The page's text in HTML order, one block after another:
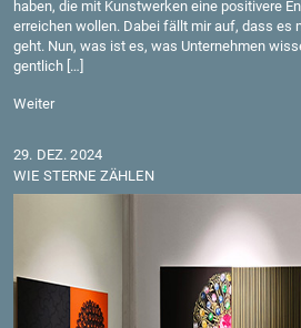
haben, die mit Kunst­wer­ken eine po­si­ti­ve­re
er­rei­chen wol­len. Dabei fällt mir auf, dass es
geht. Nun, was ist es, was Un­ter­neh­men
gent­lich […]
Wei­ter
29. DEZ. 2024
WIE STER­NE ZÄH­LEN